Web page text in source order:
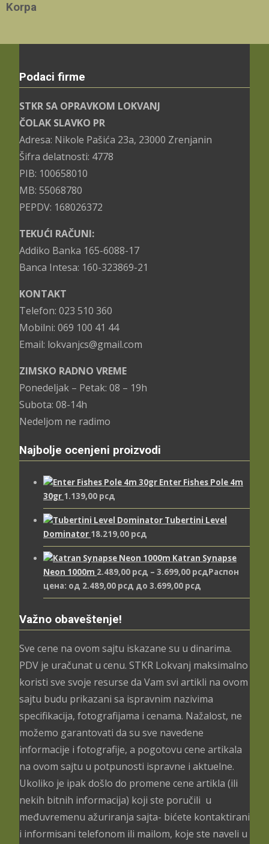
Korpa
Podaci firme
STKR SA OPRAVKOM LOKVANJ
ČOLAK SLAVKO PR
Adresa: Nikole Pašića 23a, 23000 Zrenjanin
Šifra delatnosti: 4778
PIB: 100658010
MB: 55068780
PEPDV: 168026372
TEKUĆI RAČUNI:
Addiko Banka 165-6088-17
Banca Intesa: 160-323869-21
KONTAKT
Telefon: 023 510 360
Mobilni: 069 100 41 44
Email: lokvanjcs@gmail.com
ZIMSKO RADNO VREME
Ponedeljak – Petak: 08 – 19h
Subota: 08-14h
Nedeljom ne radimo
Najbolje ocenjeni proizvodi
Enter Fishes Pole 4m
30gr 1.139,00 рсд
Tubertini Level
Dominator 18.219,00 рсд
Katran Synapse
Neon 1000m 2.489,00 рсд – 3.699,00 рсдРаспон
цена: од 2.489,00 рсд до 3.699,00 рсд
Važno obaveštenje!
Sve cene na ovom sajtu iskazane su u dinarima.
PDV je uračunat u cenu. STKR Lokvanj maksimalno
koristi sve svoje resurse da Vam svi artikli na ovom
sajtu budu prikazani sa ispravnim nazivima
specifikacija, fotografijama i cenama. Nažalost, ne
možemo garantovati da su sve navedene
informacije i fotografije, a pogotovu cene artikala
na ovom sajtu u potpunosti ispravne i aktuelne.
Ukoliko je ipak došlo do promene cene artikla (ili
nekih bitnih informacija) koji ste poručili u
međuvremenu ažuriranja sajta- bićete kontaktirani
i informisani telefonom ili mailom, koje ste naveli u